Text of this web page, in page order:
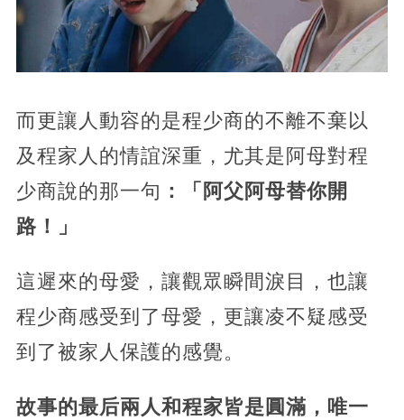
而更讓人動容的是程少商的不離不棄以
及程家人的情誼深重，尤其是阿母對程
少商說的那一句 ：「阿父阿母替你開
路！」
這遲來的母愛，讓觀眾瞬間淚目，也讓
程少商感受到了母愛，更讓凌不疑感受
到了被家人保護的感覺。
故事的最后兩人和程家皆是圓滿，唯一